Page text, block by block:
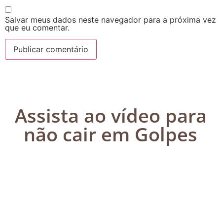
Salvar meus dados neste navegador para a próxima vez
que eu comentar.
Assista ao vídeo para
não cair em Golpes